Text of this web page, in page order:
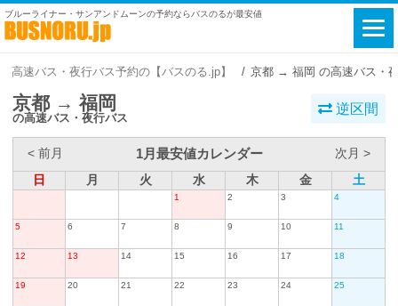
ブルーライナー・サンアンドムーンの予約ならバスのるが最安値
高速バス・夜行バス予約の【バスのる.jp】 京都 → 福岡 の高速バス・
京都 → 福岡
の高速バス・夜行バス
逆区間
< 前月 1月最安値カレンダー
次月 >
日
月 火 水 木 金 土
1 2 3 4
5 6 7 8 9 10 11
12 13 14 15 16 17 18
19 20 21 22 23 24 25